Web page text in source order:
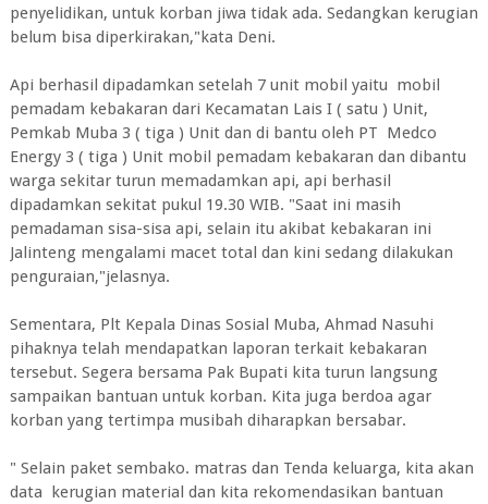
penyelidikan, untuk korban jiwa tidak ada. Sedangkan kerugian
belum bisa diperkirakan,"kata Deni.
Api berhasil dipadamkan setelah 7 unit mobil yaitu mobil
pemadam kebakaran dari Kecamatan Lais I ( satu ) Unit,
Pemkab Muba 3 ( tiga ) Unit dan di bantu oleh PT Medco
Energy 3 ( tiga ) Unit mobil pemadam kebakaran dan dibantu
warga sekitar turun memadamkan api, api berhasil
dipadamkan sekitat pukul 19.30 WIB. "Saat ini masih
pemadaman sisa-sisa api, selain itu akibat kebakaran ini
Jalinteng mengalami macet total dan kini sedang dilakukan
penguraian,"jelasnya.
Sementara, Plt Kepala Dinas Sosial Muba, Ahmad Nasuhi
pihaknya telah mendapatkan laporan terkait kebakaran
tersebut. Segera bersama Pak Bupati kita turun langsung
sampaikan bantuan untuk korban. Kita juga berdoa agar
korban yang tertimpa musibah diharapkan bersabar.
" Selain paket sembako. matras dan Tenda keluarga, kita akan
data kerugian material dan kita rekomendasikan bantuan